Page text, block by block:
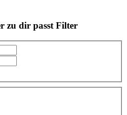
zu dir passt Filter